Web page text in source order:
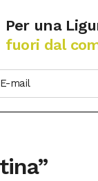
Per una
fuori dal